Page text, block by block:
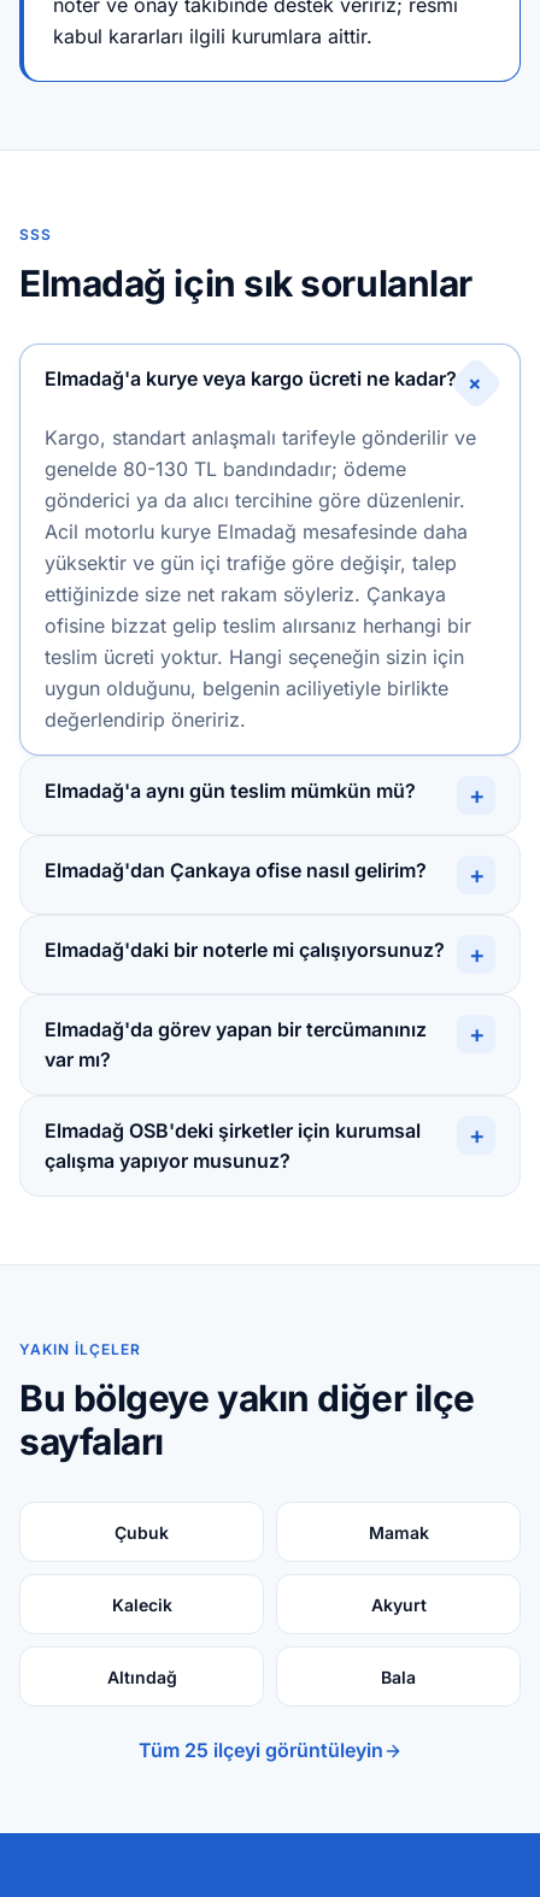
noter ve onay takibinde destek veririz; resmi
kabul kararları ilgili kurumlara aittir.
SSS
Elmadağ için sık sorulanlar
Elmadağ'a kurye veya kargo ücreti ne kadar? +
Kargo, standart anlaşmalı tarifeyle gönderilir ve
genelde 80-130 TL bandındadır; ödeme
gönderici ya da alıcı tercihine göre düzenlenir.
Acil motorlu kurye Elmadağ mesafesinde daha
yüksektir ve gün içi trafiğe göre değişir, talep
ettiğinizde size net rakam söyleriz. Çankaya
ofisine bizzat gelip teslim alırsanız herhangi bir
teslim ücreti yoktur. Hangi seçeneğin sizin için
uygun olduğunu, belgenin aciliyetiyle birlikte
değerlendirip öneririz.
Elmadağ'a aynı gün teslim mümkün mü? +
Elmadağ'dan Çankaya ofise nasıl gelirim? +
Elmadağ'daki bir noterle mi çalışıyorsunuz? +
Elmadağ'da görev yapan bir tercümanınız
var mı?
+
Elmadağ OSB'deki şirketler için kurumsal
çalışma yapıyor musunuz?
+
YAKIN İLÇELER
Bu bölgeye yakın diğer ilçe
sayfaları
Çubuk Mamak
Kalecik Akyurt
Altındağ Bala
Tüm 25 ilçeyi görüntüleyin